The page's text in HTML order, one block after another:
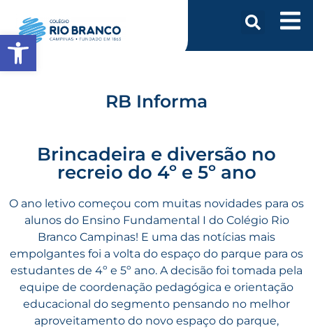
RB Informa
Brincadeira e diversão no
recreio do 4º e 5º ano
O ano letivo começou com muitas novidades para os
alunos do Ensino Fundamental I do Colégio Rio
Branco Campinas! E uma das notícias mais
empolgantes foi a volta do espaço do parque para os
estudantes de 4º e 5º ano. A decisão foi tomada pela
equipe de coordenação pedagógica e orientação
educacional do segmento pensando no melhor
aproveitamento do novo espaço do parque,
Abrir a barra de ferramentas